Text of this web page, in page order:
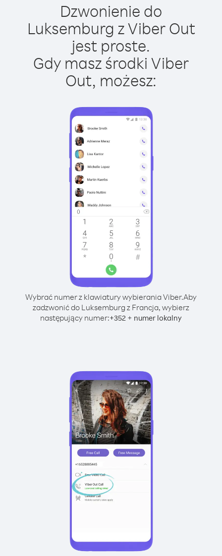
Dzwonienie do
Luksemburg z Viber Out
jest proste.
Gdy masz środki Viber
Out, możesz:
Wybrać numer z klawiatury wybierania Viber.Aby
zadzwonić do Luksemburg z Francja, wybierz
następujący numer:+352 + numer lokalny